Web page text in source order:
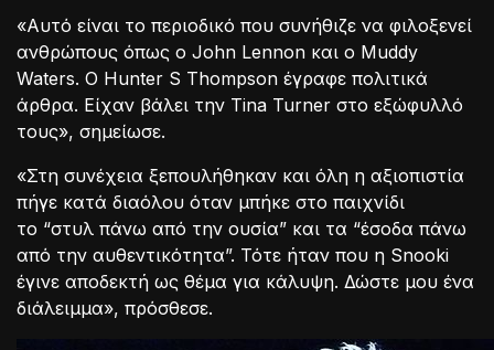
«Αυτό είναι το περιοδικό που συνήθιζε να φιλοξενεί
ανθρώπους όπως ο John Lennon και ο Muddy
Waters. Ο Hunter S Thompson έγραφε πολιτικά
άρθρα. Είχαν βάλει την Tina Turner στο εξώφυλλό
τους», σημείωσε.
«Στη συνέχεια ξεπουλήθηκαν και όλη η αξιοπιστία
πήγε κατά διαόλου όταν μπήκε στο παιχνίδι
το “στυλ πάνω από την ουσία” και τα “έσοδα πάνω
από την αυθεντικότητα”. Τότε ήταν που η Snooki
έγινε αποδεκτή ως θέμα για κάλυψη. Δώστε μου ένα
διάλειμμα», πρόσθεσε.